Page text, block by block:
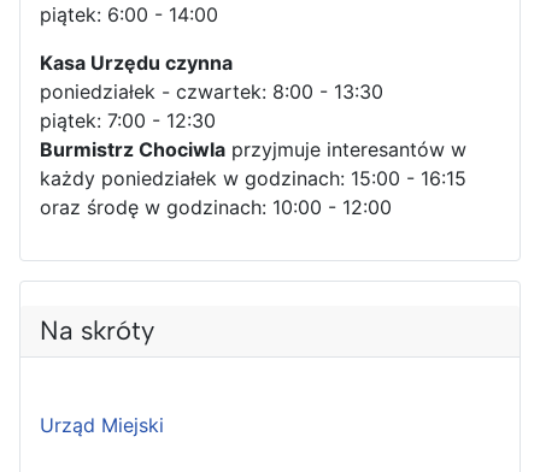
piątek: 6:00 - 14:00
Kasa Urzędu czynna
poniedziałek - czwartek: 8:00 - 13:30
piątek: 7:00 - 12:30
Burmistrz Chociwla przyjmuje interesantów w
każdy poniedziałek w godzinach: 15:00 - 16:15
oraz środę w godzinach: 10:00 - 12:00
Na skróty
Urząd Miejski